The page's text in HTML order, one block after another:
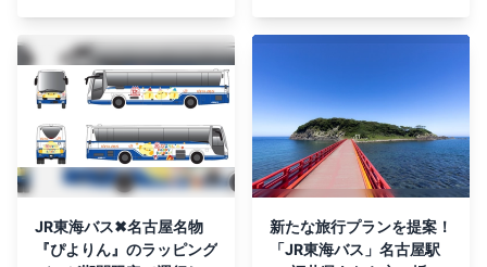
JR東海バス✖名古屋名物
『ぴよりん』のラッピング
新たな旅行プランを提案！
「JR東海バス」名古屋駅